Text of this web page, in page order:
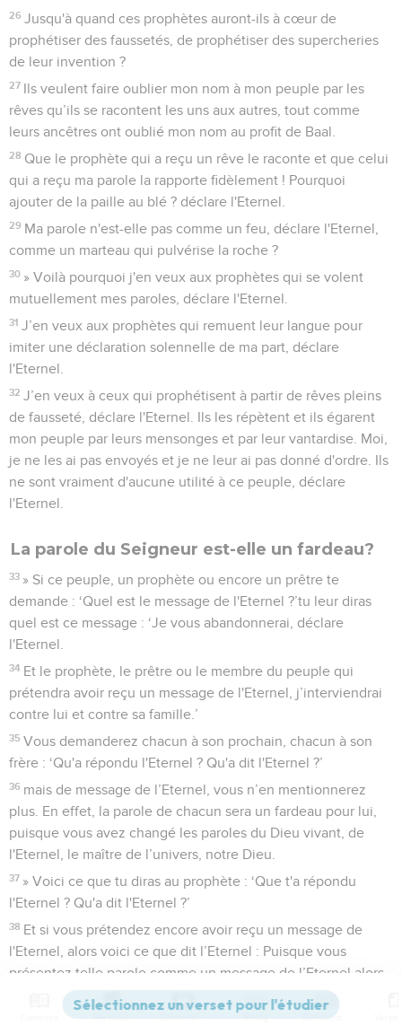
26 Jusqu'à quand ces prophètes auront-ils à cœur de
prophétiser des faussetés, de prophétiser des supercheries
de leur invention ?
27 Ils veulent faire oublier mon nom à mon peuple par les
rêves qu’ils se racontent les uns aux autres, tout comme
leurs ancêtres ont oublié mon nom au profit de Baal.
28 Que le prophète qui a reçu un rêve le raconte et que celui
qui a reçu ma parole la rapporte fidèlement ! Pourquoi
ajouter de la paille au blé ? déclare l'Eternel.
29 Ma parole n'est-elle pas comme un feu, déclare l'Eternel,
comme un marteau qui pulvérise la roche ?
30 » Voilà pourquoi j'en veux aux prophètes qui se volent
mutuellement mes paroles, déclare l'Eternel.
31 J’en veux aux prophètes qui remuent leur langue pour
imiter une déclaration solennelle de ma part, déclare
l'Eternel.
32 J’en veux à ceux qui prophétisent à partir de rêves pleins
de fausseté, déclare l'Eternel. Ils les répètent et ils égarent
mon peuple par leurs mensonges et par leur vantardise. Moi,
je ne les ai pas envoyés et je ne leur ai pas donné d'ordre. Ils
ne sont vraiment d'aucune utilité à ce peuple, déclare
l'Eternel.
La parole du Seigneur est-elle un fardeau?
33 » Si ce peuple, un prophète ou encore un prêtre te
demande : ‘Quel est le message de l'Eternel ?’tu leur diras
quel est ce message : ‘Je vous abandonnerai, déclare
l'Eternel.
34 Et le prophète, le prêtre ou le membre du peuple qui
prétendra avoir reçu un message de l'Eternel, j’interviendrai
contre lui et contre sa famille.’
35 Vous demanderez chacun à son prochain, chacun à son
frère : ‘Qu'a répondu l'Eternel ? Qu'a dit l'Eternel ?’
36 mais de message de l’Eternel, vous n’en mentionnerez
plus. En effet, la parole de chacun sera un fardeau pour lui,
puisque vous avez changé les paroles du Dieu vivant, de
l'Eternel, le maître de l’univers, notre Dieu.
37 » Voici ce que tu diras au prophète : ‘Que t'a répondu
l'Eternel ? Qu'a dit l'Eternel ?’
38 Et si vous prétendez encore avoir reçu un message de
l'Eternel, alors voici ce que dit l’Eternel : Puisque vous
présentez telle parole comme un message de l’Eternel alors
que j’ai envoyé quelqu'un vous interdire de le faire,
à cause de cela, je vous oublierai et je vous abandonnerai,
Versions Commentaires Strong